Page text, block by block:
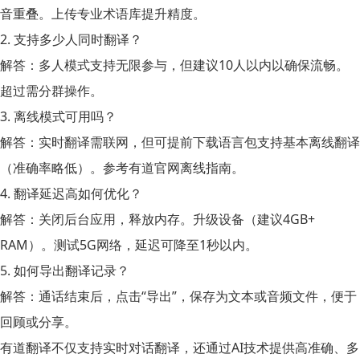
音重叠。上传专业术语库提升精度。
2. 支持多少人同时翻译？
解答 ：多人模式支持无限参与，但建议10人以内以确保流畅。
超过需分群操作。
3. 离线模式可用吗？
解答 ：实时翻译需联网，但可提前下载语言包支持基本离线翻译
（准确率略低）。参考有道官网离线指南。
4. 翻译延迟高如何优化？
解答 ：关闭后台应用，释放内存。升级设备（建议4GB+
RAM）。测试5G网络，延迟可降至1秒以内。
5. 如何导出翻译记录？
解答 ：通话结束后，点击“导出”，保存为文本或音频文件，便于
回顾或分享。
有道翻译不仅支持实时对话翻译，还通过AI技术提供高准确、多